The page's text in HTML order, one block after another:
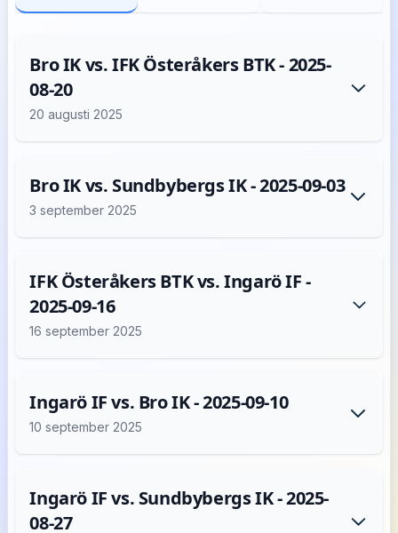
Bro IK vs. IFK Österåkers BTK - 2025-
08-20
20 augusti 2025
Bro IK vs. Sundbybergs IK - 2025-09-03
3 september 2025
IFK Österåkers BTK vs. Ingarö IF -
2025-09-16
16 september 2025
Ingarö IF vs. Bro IK - 2025-09-10
10 september 2025
Ingarö IF vs. Sundbybergs IK - 2025-
08-27